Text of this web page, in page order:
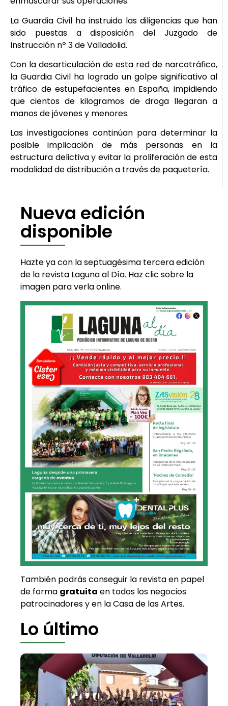
La Guardia Civil ha instruido las diligencias que han
sido puestas a disposición del Juzgado de
Instrucción nº 3 de Valladolid.
Con la desarticulación de esta red de narcotráfico,
la Guardia Civil ha logrado un golpe significativo al
tráfico de estupefacientes en España, impidiendo
que cientos de kilogramos de droga llegaran a
manos de jóvenes y menores.
Las investigaciones continúan para determinar la
posible implicación de más personas en la
estructura delictiva y evitar la proliferación de esta
modalidad de distribución a través de paquetería.
Nueva edición
disponible
Hazte ya con la septuagésima tercera edición
de la revista Laguna al Día. Haz clic sobre la
imagen para verla online.
También podrás conseguir la revista en papel
de forma gratuita en todos los negocios
patrocinadores y en la Casa de las Artes.
Lo último